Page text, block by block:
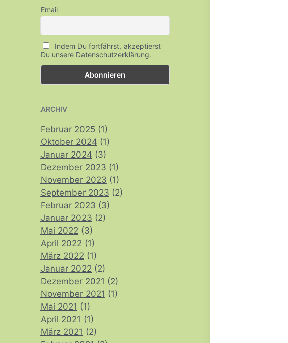
Email
Indem Du fortfährst, akzeptierst
Du unsere Datenschutzerklärung.
ARCHIV
Februar 2025 (1)
Oktober 2024 (1)
Januar 2024 (3)
Dezember 2023 (1)
November 2023 (1)
September 2023 (2)
Februar 2023 (3)
Januar 2023 (2)
Mai 2022 (3)
April 2022 (1)
März 2022 (1)
Januar 2022 (2)
Dezember 2021 (2)
November 2021 (1)
Mai 2021 (1)
April 2021 (1)
März 2021 (2)